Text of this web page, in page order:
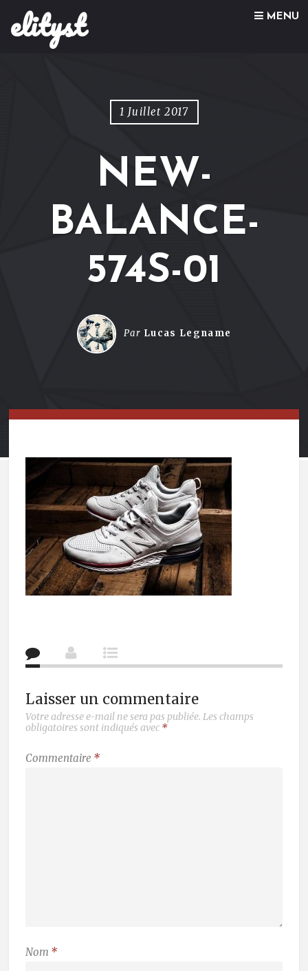
elityst MENU
Skip to content
1 Juillet 2017
NEW-
BALANCE-
574S-01
Par Lucas Legname
Laisser un commentaire
Votre adresse e-mail ne sera pas publiée. Les champs
obligatoires sont indiqués avec *
Commentaire *
Nom *